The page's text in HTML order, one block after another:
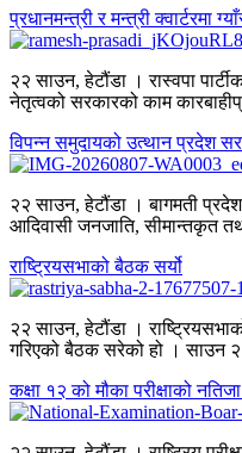
प्रधानमन्त्री र मन्त्री क्वार्टरमा
२२ साउन, हेटौंडा । रास्वपा
नेतृत्वको सरकारको काम
विपन्न समुदायको उत्थान प्रदेश
२२ साउन, हेटौंडा । बागमती
आदिवासी जनजाति, सीमान्तकृत
राष्ट्रियसभाको बैठक सर्यो
२२ साउन, हेटौंडा ।
गरिएको बैठक सरेको हो । साउन
कक्षा १२ को मौका परीक्षाको